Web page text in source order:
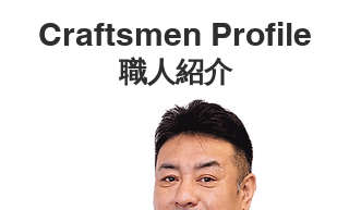
Craftsmen Profile
​職人紹介